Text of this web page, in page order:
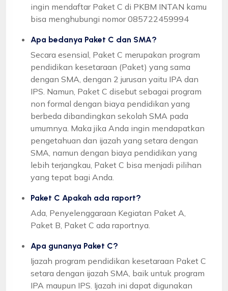
ingin mendaftar Paket C di PKBM INTAN kamu
bisa menghubungi nomor 085722459994
Apa bedanya Paket C dan SMA?
Secara esensial, Paket C merupakan program
pendidikan kesetaraan (Paket) yang sama
dengan SMA, dengan 2 jurusan yaitu IPA dan
IPS. Namun, Paket C disebut sebagai program
non formal dengan biaya pendidikan yang
berbeda dibandingkan sekolah SMA pada
umumnya. Maka jika Anda ingin mendapatkan
pengetahuan dan ijazah yang setara dengan
SMA, namun dengan biaya pendidikan yang
lebih terjangkau, Paket C bisa menjadi pilihan
yang tepat bagi Anda.
Paket C Apakah ada raport?
Ada, Penyelenggaraan Kegiatan Paket A,
Paket B, Paket C ada raportnya.
Apa gunanya Paket C?
Ijazah program pendidikan kesetaraan Paket C
setara dengan ijazah SMA, baik untuk program
IPA maupun IPS. Ijazah ini dapat digunakan